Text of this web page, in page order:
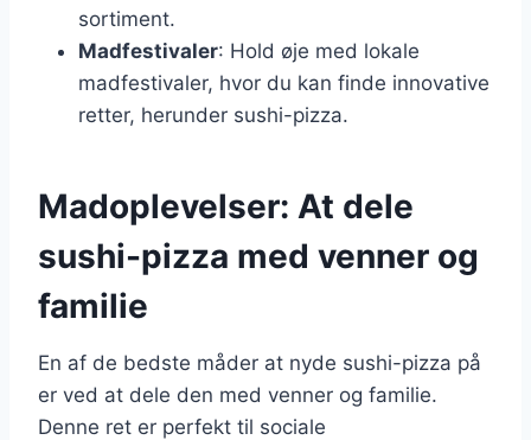
sortiment.
Madfestivaler: Hold øje med lokale
madfestivaler, hvor du kan finde innovative
retter, herunder sushi-pizza.
Madoplevelser: At dele
sushi-pizza med venner og
familie
En af de bedste måder at nyde sushi-pizza på
er ved at dele den med venner og familie.
Denne ret er perfekt til sociale